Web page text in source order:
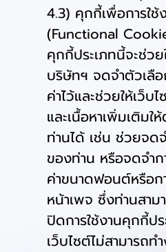
4.3) คุกกี้เพื่อการใช้
(Functional
คุกกี้ประเภทนี้จะช่ว
บริษัทฯ จดจำตัวเลื
ค่าไว้และช่วยให้เว็
และเนื้อหาเพิ่มเติมใ
ท่านได้ เช่น ช่วยจด
ของท่าน หรือจดจำ
ค่าขนาดฟอนต์หรือ
หน้าเพจ ซึ่งท่านสา
ปิดการใช้งานคุกกี้ป
เว็บไซต์ไม่สามารถ